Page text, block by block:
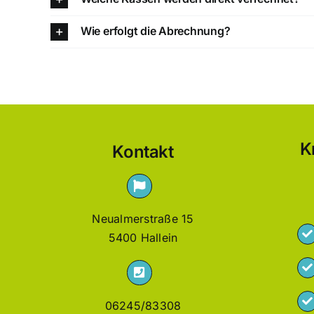
Wie erfolgt die Abrechnung?
Kontakt
Neualmerstraße 15
5400 Hallein
06245/83308